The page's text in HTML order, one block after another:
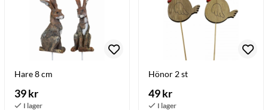
Hare 8 cm
39 kr
Hönor 2 st
49 kr